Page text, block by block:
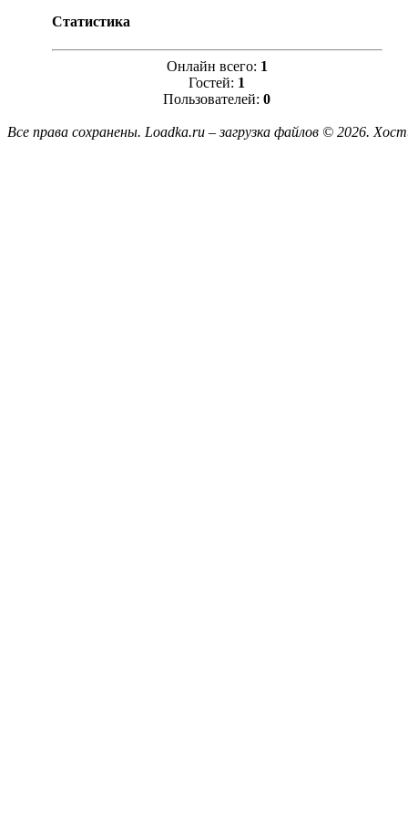
Статистика
Онлайн всего: 1
Гостей: 1
Пользователей: 0
Все права сохранены. Loadka.ru – загрузка файлов © 2026.